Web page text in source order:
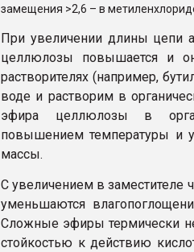
замещения >2,6 – в
При увеличении длины цепи
целлюлозы повышается и
растворителях (например,
воде и растворим в
эфира целлюлозы в
повышением температуры и
массы.
С увеличением в
уменьшаются
Сложные эфиры термически
стойкостью к действию